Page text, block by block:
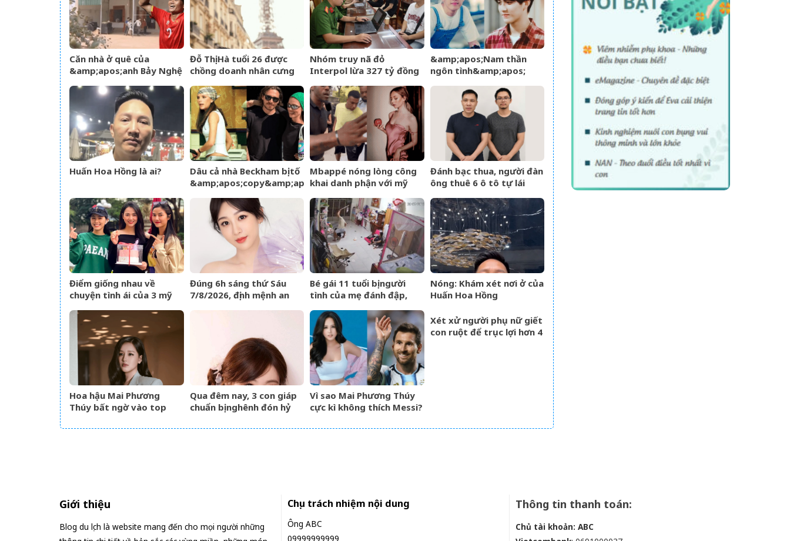
Căn nhà ở quê của
&amp;apos;anh Bảy Nghệ
đình đám MXH
Đỗ Thị Hà tuổi 26 được
chồng doanh nhân cưng
rạng rỡ
Nhóm truy nã đỏ
Interpol lừa 327 tỷ đồng
Ninh
&amp;apos;Nam thần
ngôn tình&amp;apos;
U60 vẫn như thanh niên
Huấn Hoa Hồng là ai?
Dâu cả nhà Beckham bị tố
&amp;apos;copy&amp;apos;
Victoria giữa sóng gió gia
Mbappé nóng lòng công
khai danh phận với mỹ
rồi
Đánh bạc thua, người đàn
ông thuê 6 ô tô tự lái
Điểm giống nhau về
chuyện tình ái của 3 mỹ
Đúng 6h sáng thứ Sáu
7/8/2026, định mệnh an
Bé gái 11 tuổi bị người
tình của mẹ đánh đập,
Nóng: Khám xét nơi ở của
Huấn Hoa Hồng
Hoa hậu Mai Phương
Thúy bất ngờ vào top
cập tăng vọt
Qua đêm nay, 3 con giáp
chuẩn bị nghênh đón hỷ
lên hương hóa Rồng hóa
Vì sao Mai Phương Thúy
cực kì không thích Messi?
Xét xử người phụ nữ giết
con ruột để trục lợi hơn 4
Giới thiệu
Blog du lịch là website mang đến cho mọi người những
Chịu trách nhiệm nội dung
Ông ABC
09999999999
Thông tin thanh toán:
Chủ tài khoản: ABC